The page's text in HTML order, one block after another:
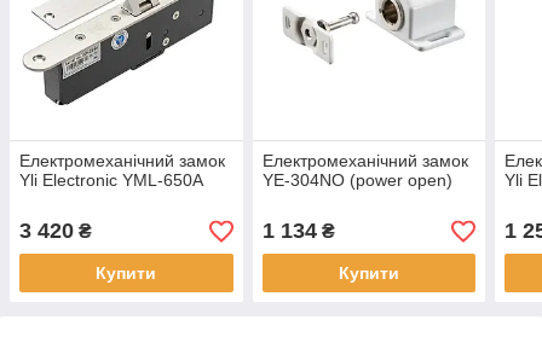
Електромеханічний замок
Yli Electronic YML-650A
3 420 ₴
Купити
Електромеханічний замок
YE-304NO (power open)
1 134₴
Купити
Yli
1